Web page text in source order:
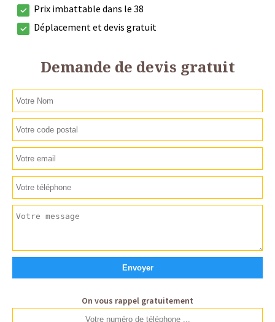
Prix imbattable dans le 38
Déplacement et devis gratuit
Demande de devis gratuit
On vous rappel gratuitement